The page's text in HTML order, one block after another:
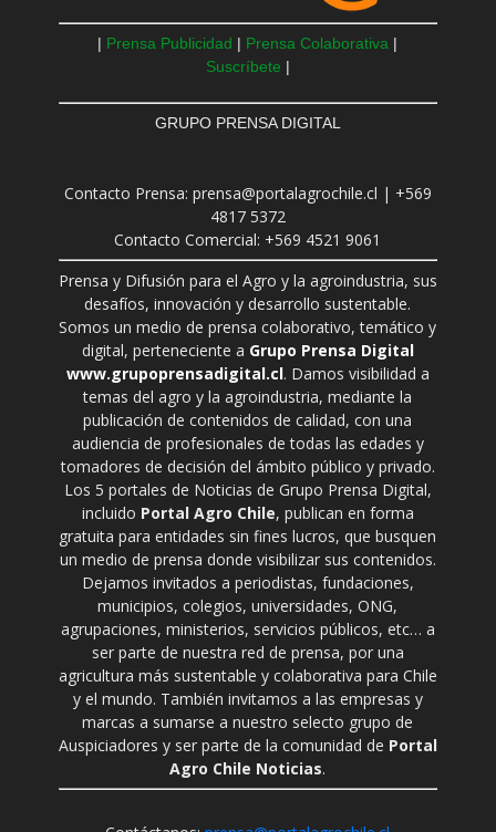
| Prensa Publicidad | Prensa Colaborativa |
Suscríbete |
GRUPO PRENSA DIGITAL
Contacto Prensa: prensa@portalagrochile.cl | +569
4817 5372
Contacto Comercial: +569 4521 9061
Prensa y Difusión para el Agro y la agroindustria, sus
desafíos, innovación y desarrollo sustentable.
Somos un medio de prensa colaborativo, temático y
digital, perteneciente a Grupo Prensa Digital
www.grupoprensadigital.cl. Damos visibilidad a
temas del agro y la agroindustria, mediante la
publicación de contenidos de calidad, con una
audiencia de profesionales de todas las edades y
tomadores de decisión del ámbito público y privado.
Los 5 portales de Noticias de Grupo Prensa Digital,
incluido Portal Agro Chile, publican en forma
gratuita para entidades sin fines lucros, que busquen
un medio de prensa donde visibilizar sus contenidos.
Dejamos invitados a periodistas, fundaciones,
municipios, colegios, universidades, ONG,
agrupaciones, ministerios, servicios públicos, etc… a
ser parte de nuestra red de prensa, por una
agricultura más sustentable y colaborativa para Chile
y el mundo. También invitamos a las empresas y
marcas a sumarse a nuestro selecto grupo de
Auspiciadores y ser parte de la comunidad de Portal
Agro Chile Noticias.